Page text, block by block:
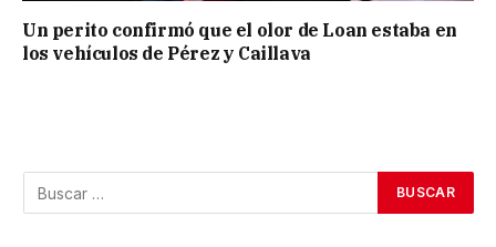
Un perito confirmó que el olor de Loan estaba en
los vehículos de Pérez y Caillava